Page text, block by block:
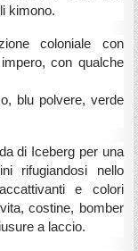
kimono.
coloniale con
con qualche
blu polvere, verde
di Iceberg per una
rifugiandosi nello
e colori
costine, bomber
a laccio.